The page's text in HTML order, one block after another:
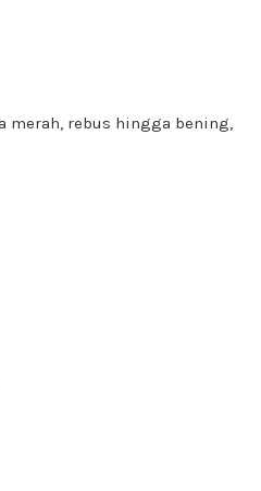
merah, rebus hingga bening,